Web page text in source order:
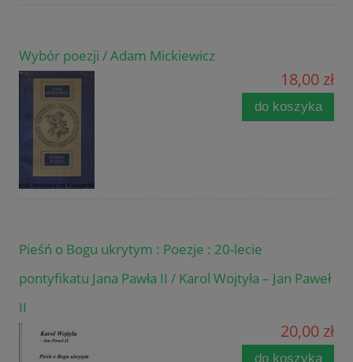
Wybór poezji / Adam Mickiewicz
18,00 zł
do koszyka
Pieśń o Bogu ukrytym : Poezje : 20-lecie
pontyfikatu Jana Pawła II / Karol Wojtyła – Jan Paweł
II
20,00 zł
do koszyka